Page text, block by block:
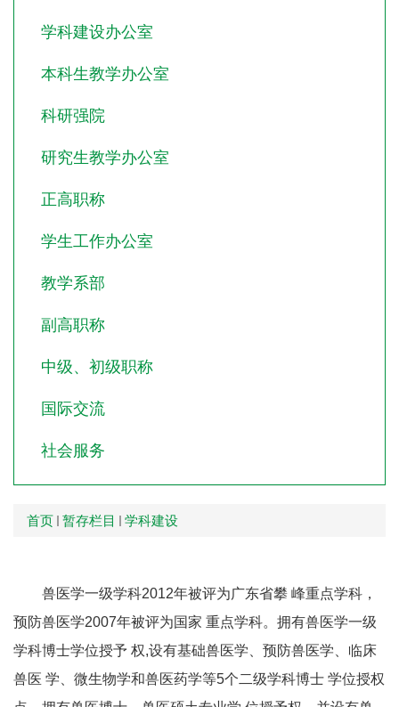
学科建设办公室
本科生教学办公室
科研强院
研究生教学办公室
正高职称
学生工作办公室
教学系部
副高职称
中级、初级职称
国际交流
社会服务
首页 暂存栏目 学科建设
兽医学一级学科2012年被评为广东省攀 峰重点学科，
预防兽医学2007年被评为国家 重点学科。拥有兽医学一级
学科博士学位授予 权,设有基础兽医学、预防兽医学、临床
兽医 学、微生物学和兽医药学等5个二级学科博士 学位授权